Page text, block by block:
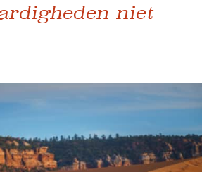
niet